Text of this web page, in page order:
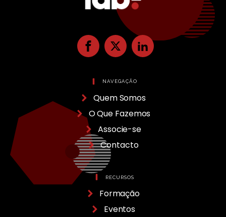
NAVEGAÇÃO
Quem Somos
O Que Fazemos
Associe-se
Contacto
RECURSOS
Formação
Eventos